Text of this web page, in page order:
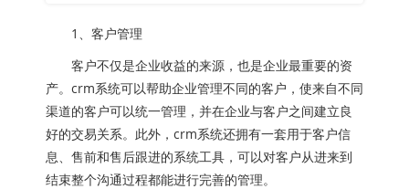
1、客户管理
客户不仅是企业收益的来源，也是企业最重要的资
产。crm系统可以帮助企业管理不同的客户，使来自不同
渠道的客户可以统一管理，并在企业与客户之间建立良
好的交易关系。此外，crm系统还拥有一套用于客户信
息、售前和售后跟进的系统工具，可以对客户从进来到
结束整个沟通过程都能进行完善的管理。